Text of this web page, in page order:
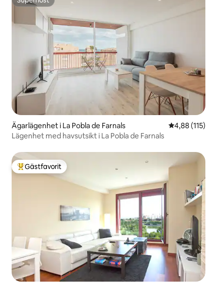
Superhost
Ägarlägenhet i La Pobla de Farnals 4,88 av 5 i
4,88 (115)
Lägenhet med havsutsikt i La Pobla de Farnals
Populär gästfavorit
Gästfavorit